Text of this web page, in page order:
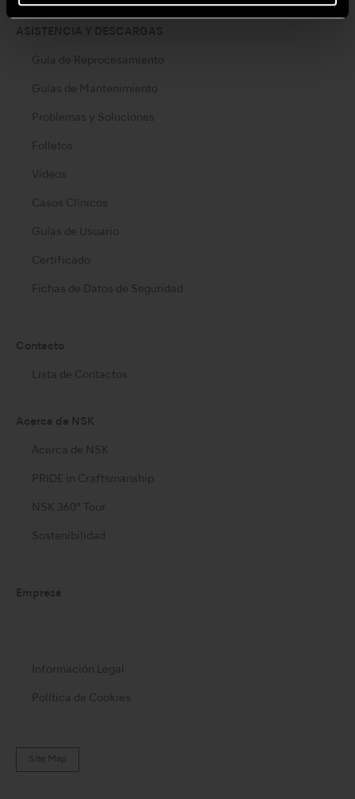
ASISTENCIA Y DESCARGAS
Guía de Reprocesamiento
Guías de Mantenimiento
Problemas y Soluciones
Folletos
Videos
Casos Clínicos
Guías de Usuario
Certificado
Fichas de Datos de Seguridad
Contacto
Lista de Contactos
Acerca de NSK
Acerca de NSK
PRIDE in Craftsmanship
NSK 360° Tour
Sostenibilidad
Empresa
Información Legal
Política de Cookies
Site Map